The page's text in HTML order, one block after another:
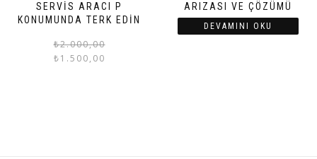
SERVIS ARACI P
KONUMUNDA TERK EDIN
₺2.000,00
₺1.500,00
ARIZASI VE ÇÖZÜMÜ
DEVAMINI OKU